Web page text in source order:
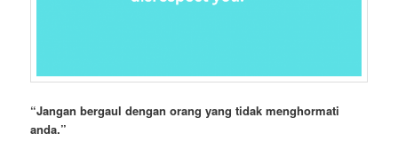
“Jangan bergaul dengan orang yang tidak menghormati
anda.”